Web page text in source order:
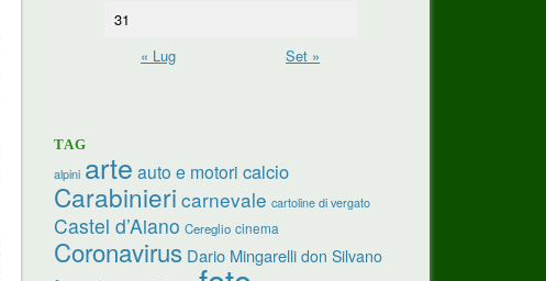
31
« Lug
Set »
TAG
alpini arte auto e motori calcio
Carabinieri carnevale cartoline di vergato
Castel d’Aiano Cereglio cinema
Coronavirus Dario Mingarelli don Silvano